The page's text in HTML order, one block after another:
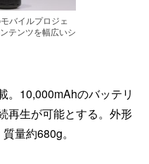
バイルプロジェ
テンツを幅広いシ
。10,000mAhのバッテリ
再生が可能とする。外形
量約680g。